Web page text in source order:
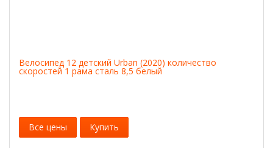
Велосипед 12 детский Urban (2020) количество
скоростей 1 рама сталь 8,5 белый
Все цены Купить